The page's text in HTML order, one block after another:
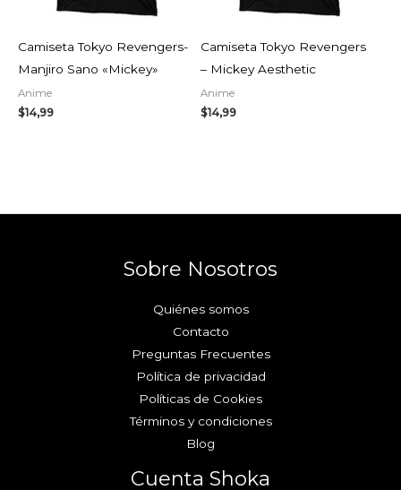
Camiseta Tokyo Revengers-
Manjiro Sano «Mickey»
Anime
$14,99
Camiseta Tokyo Revengers
– Mickey Aesthetic
Anime
$14,99
Sobre Nosotros
Quiénes somos
Contacto
Preguntas Frecuentes
Política de privacidad
Políticas de Cookies
Términos y condiciones
Blog
Cuenta Shoka